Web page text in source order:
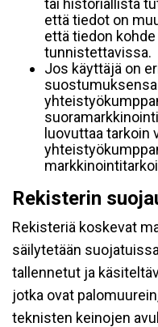
tai historiallista
että tiedot on
että tiedon
tunnistettavissa.
Jos käyttäjä on
luovuttaa tarkoin
Rekisterin
Rekisteriä koskevat
säilytetään
tallennetut ja
jotka ovat
teknisten keinojen